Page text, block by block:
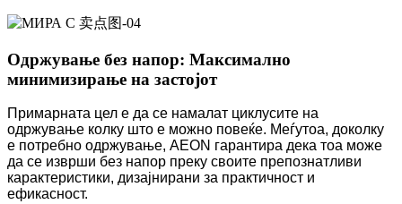
Одржување без напор: Максимално
минимизирање на застојот
Примарната цел е да се намалат циклусите на
одржување колку што е можно повеќе. Меѓутоа, доколку
е потребно одржување, AEON гарантира дека тоа може
да се изврши без напор преку своите препознатливи
карактеристики, дизајнирани за практичност и
ефикасност.